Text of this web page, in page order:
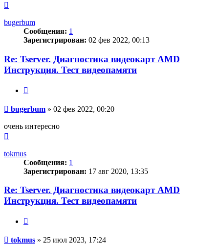
началу
bugerbum
Сообщения: 1
Зарегистрирован: 02 фев 2022, 00:13
Re: Tserver. Диагностика видеокарт AMD
Инструкция. Тест видеопамяти
Сообщение
bugerbum » 02 фев 2022, 00:20
очень интересно
началу
tokmus
Сообщения: 1
Зарегистрирован: 17 авг 2020, 13:35
Re: Tserver. Диагностика видеокарт AMD
Инструкция. Тест видеопамяти
Сообщение
tokmus » 25 июл 2023, 17:24